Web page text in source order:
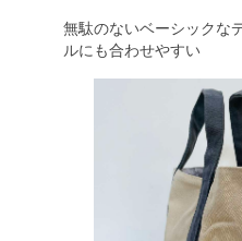
無駄のないベーシックな
ルにも合わせやすい